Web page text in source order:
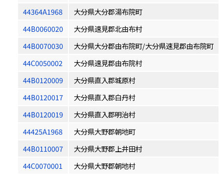
44364A1968
大分県大分郡湯布院町
44B0060020
大分県速見郡北由布村
44B0070030
大分県大分郡由布院町/大分県速見郡由布院町
44C0050002
大分県速見郡由布院村
44B0120009
大分県直入郡城原村
44B0120017
大分県直入郡白丹村
44B0120019
大分県直入郡明治村
44425A1968
大分県大野郡朝地町
44B0110007
大分県大野郡上井田村
44C0070001
大分県大野郡朝地村